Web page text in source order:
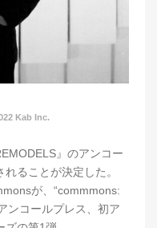
Kab Inc.
』のアンコー
ることが決定した。
が、“commmons:
ンコールプレス、初ア